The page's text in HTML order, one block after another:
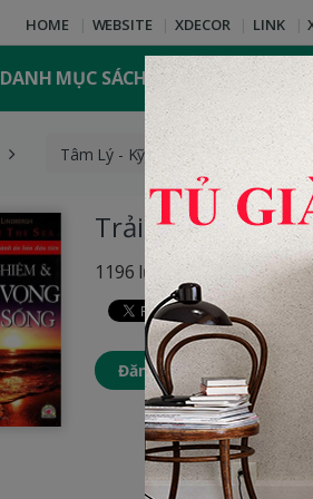
HOME WEBSITE XDECOR LINK
DANH MỤC SÁCH
Tâm Lý - Kỹ Năng Sống
Trải Nghiệm Và
1196 lượt xem
Đăng nhập để thêm